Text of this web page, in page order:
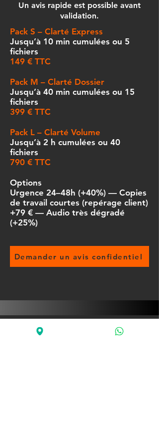
Un avis rapide est possible avant
validation.
Pack S – Clarté Express
Jusqu’à 10 min cumulées ou 5
fichiers
149 € TTC
Pack M – Clarté Dossier
Jusqu’à 40 min cumulées ou 15
fichiers
399 € TTC
Pack L – Clarté Volume
Jusqu’à 2 h cumulées ou 40
fichiers
790 € TTC
Options
Urgence 24–48h (+40%) — Copies
de travail courtes (repérage client)
+79 € — Audio très dégradé
(+25%)
Demander un avis confidentiel
Poser une question